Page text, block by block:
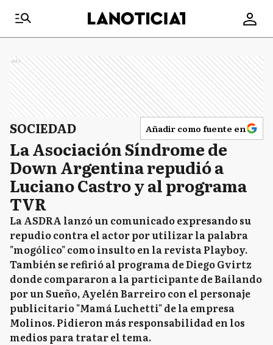
Ads
SOCIEDAD Añadir como fuente en
La Asociación Síndrome de
Down Argentina repudió a
Luciano Castro y al programa
TVR
La ASDRA lanzó un comunicado expresando su
repudio contra el actor por utilizar la palabra
"mogólico" como insulto en la revista Playboy.
También se refirió al programa de Diego Gvirtz
donde compararon a la participante de Bailando
por un Sueño, Ayelén Barreiro con el personaje
publicitario "Mamá Luchetti" de la empresa
Molinos. Pidieron más responsabilidad en los
medios para tratar el tema.